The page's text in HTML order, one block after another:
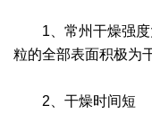
滚筒干燥系列
社会责任
1、常州干燥强度
粒的全部表面积极为
2、干燥时间短